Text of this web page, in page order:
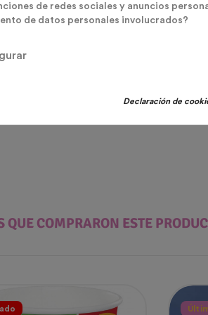
Fiesta Neon Vajillas
QUE COMPRARON ESTE
de redes sociales y anuncios
de datos personales involucrados?
Declaración de